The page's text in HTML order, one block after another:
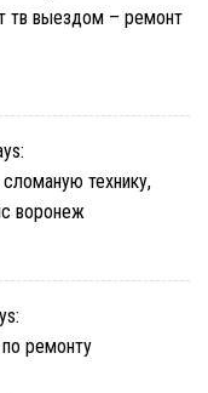
тв выездом – ремонт
технику,
воронеж
ремонту